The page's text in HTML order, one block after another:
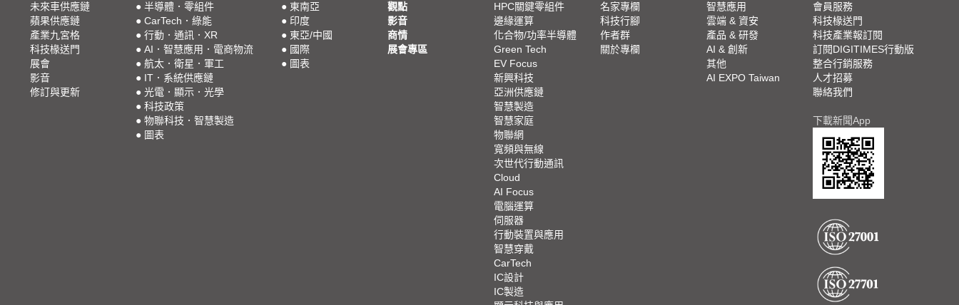
未來車供應鏈
蘋果供應鏈
產業九宮格
科技椽送門
展會
影音
修訂與更新
● 半導體．零組件
● CarTech．綠能
● 行動．通訊．XR
● AI．智慧應用．電商物流
● 航太．衛星．軍工
● IT．系統供應鏈
● 光電．顯示．光學
● 科技政策
● 物聯科技．智慧製造
● 圖表
● 東南亞
● 印度
● 東亞/中國
● 國際
● 圖表
觀點
影音
商情
展會專區
HPC關鍵零組件
邊緣運算
化合物/功率半導體
Green Tech
EV Focus
新興科技
亞洲供應鏈
智慧製造
智慧家庭
物聯網
寬頻與無線
次世代行動通訊
Cloud
AI Focus
電腦運算
伺服器
行動裝置與應用
智慧穿戴
CarTech
IC設計
IC製造
名家專欄
科技行腳
作者群
關於專欄
智慧應用
雲端 & 資安
產品 & 研發
AI & 創新
其他
AI EXPO Taiwan
會員服務
科技椽送門
科技產業報訂閱
訂閱DIGITIMES行動版
整合行銷服務
人才招募
聯絡我們
下載新聞App